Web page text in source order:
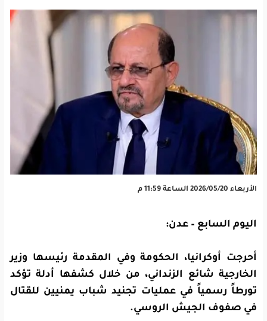
الأربعاء 2026/05/20 الساعة 11:59 م
اليوم السابع – عدن:
أحرجت أوكرانيا، الحكومة وفي المقدمة رئيسها وزير
الخارجية شائع الزنداني، من خلال كشفها أدلة تؤكد
تورطاً رسمياً في عمليات تجنيد شباب يمنيين للقتال
في صفوف الجيش الروسي.